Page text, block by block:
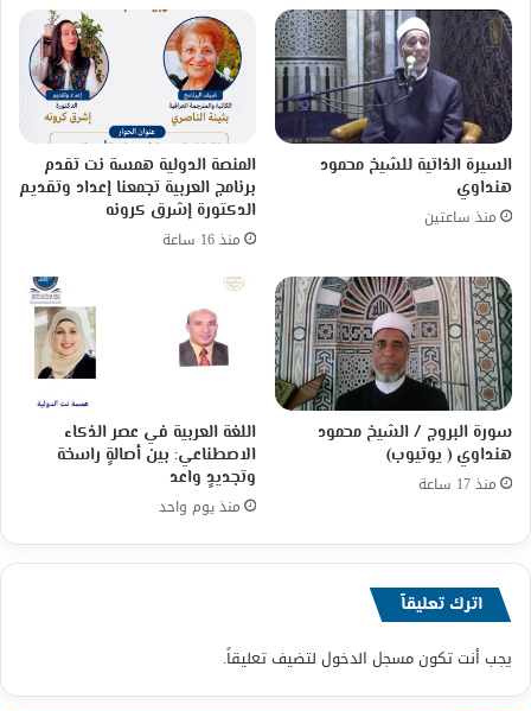
السيرة الذاتية للشيخ محمود
هنداوي
منذ ساعتين
المنصة الدولية همسة نت تقدم
برنامج العربية تجمعنا إعداد وتقديم
الدكتورة إشرق كرونه
منذ 16 ساعة
سورة البروج / الشيخ محمود
هنداوي ( يوتيوب)
منذ 17 ساعة
اللغة العربية في عصر الذكاء
الاصطناعي: بين أصالةٍ راسخة
وتجديدٍ واعد
منذ يوم واحد
اترك تعليقاً
يجب أنت تكونمسجل الدخول لتضيف تعليقاً.